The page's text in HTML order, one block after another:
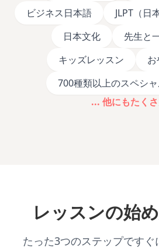
ビジネス日本語
JLPT（日
日本文化
先生と
キッズレッスン
700種類以上のスペシ
... 他にもたく
レッスンの始
たった3つのステップですぐ